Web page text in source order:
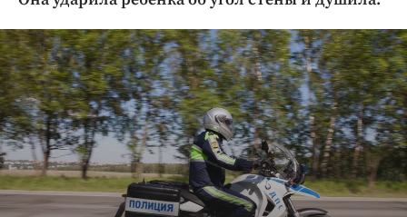
Криминал
Культура
Недвижимость и ЖКХ
Образование
Общество
Погода
Праздники
Происшествия